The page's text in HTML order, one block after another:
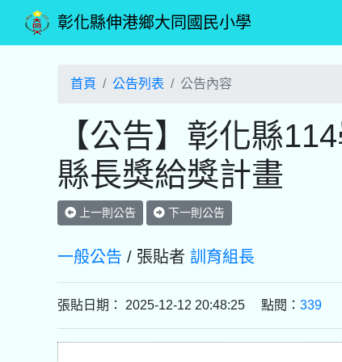
彰化縣伸港鄉大同國民小學
首頁 公告列表 公告內容
【公告】彰化縣
縣長獎給獎計畫
上一則公告 下一則公告
一般公告 / 張貼者 訓育組長
張貼日期： 2025-12-12 20:48:25 點閱： 339